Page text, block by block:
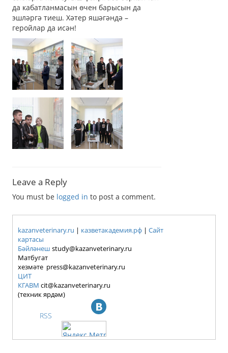
да кабатланмасын өчен барысын да
эшләргә тиеш. Хәтер яшәгәндә –
геройлар да исән!
Leave a Reply
You must be logged in to post a comment.
kazanveterinary.ru | казветакадемия.рф | Сайт
картасы
Бәйләнеш study@kazanveterinary.ru
Матбугат
хезмәте press@kazanveterinary.ru
ЦИТ
КГАВМ cit@kazanveterinary.ru
(техник ярдәм)
RSS